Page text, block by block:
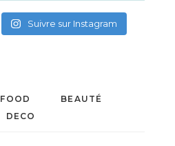
Suivre sur Instagram
FOOD
BEAUTÉ
DECO